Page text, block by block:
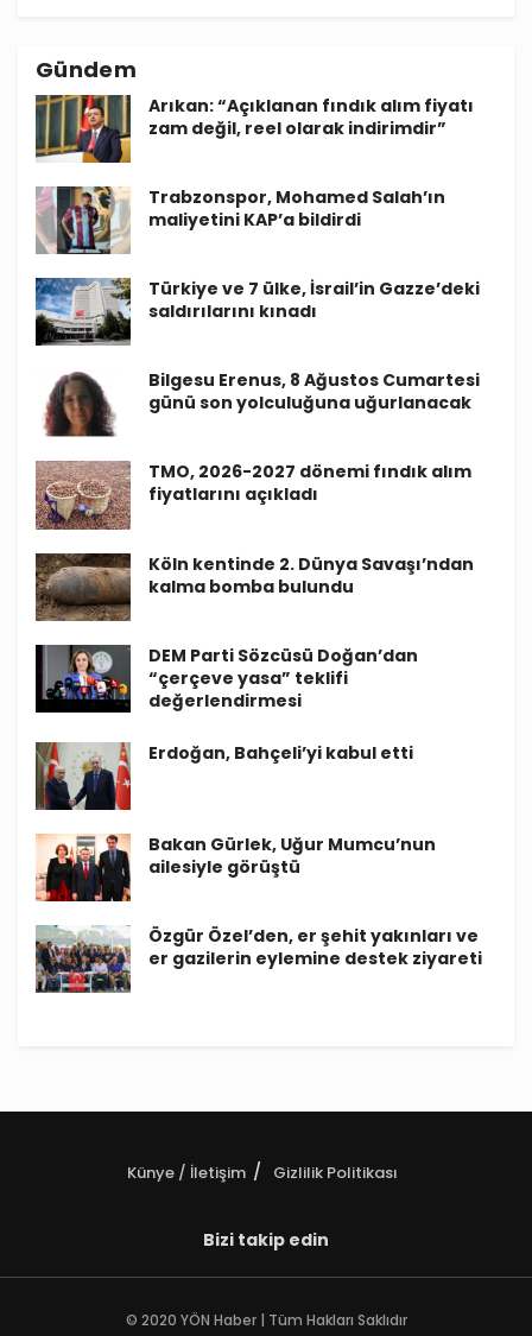
Gündem
Arıkan: “Açıklanan fındık alım fiyatı
zam değil, reel olarak indirimdir”
Trabzonspor, Mohamed Salah’ın
maliyetini KAP’a bildirdi
Türkiye ve 7 ülke, İsrail’in Gazze’deki
saldırılarını kınadı
Bilgesu Erenus, 8 Ağustos Cumartesi
günü son yolculuğuna uğurlanacak
TMO, 2026-2027 dönemi fındık alım
fiyatlarını açıkladı
Köln kentinde 2. Dünya Savaşı’ndan
kalma bomba bulundu
DEM Parti Sözcüsü Doğan’dan
“çerçeve yasa” teklifi
değerlendirmesi
Erdoğan, Bahçeli’yi kabul etti
Bakan Gürlek, Uğur Mumcu’nun
ailesiyle görüştü
Özgür Özel’den, er şehit yakınları ve
er gazilerin eylemine destek ziyareti
Künye / İletişim Gizlilik Politikası
Bizi takip edin
© 2020 YÖN Haber | Tüm Hakları Saklıdır